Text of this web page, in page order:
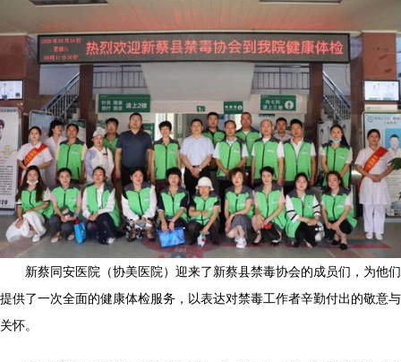
新蔡同安医院（协美医院）迎来了新蔡县禁毒协会的成员们，为他们
提供了一次全面的健康体检服务，以表达对禁毒工作者辛勤付出的敬意与
关怀。